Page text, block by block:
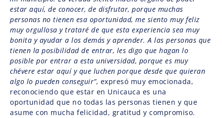
estar aquí, de conocer, de disfrutar, porque muchas
personas no tienen esa oportunidad, me siento muy feliz
muy orgullosa y trataré de que esta experiencia sea muy
bonita y ayudar a los demás y aprender. A las personas que
tienen la posibilidad de entrar, les digo que hagan lo
posible por entrar a esta universidad, porque es muy
chévere estar aquí y que luchen porque desde que quieran
algo lo pueden conseguir”, expresó muy emocionada,
reconociendo que estar en Unicauca es una
oportunidad que no todas las personas tienen y que
asume con mucha felicidad, gratitud y compromiso.